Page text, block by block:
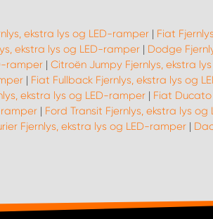
ekstra lys og LED-ramper | Fiat
ekstra lys og LED-ramper| Dodge
ramper | Citroën Jumpy Fjernlys, ekstra
| Fiat Fullback Fjernlys, ekstra lys og
ekstra lys og LED-ramper| Fiat Ducato
| Ford Transit Fjernlys, ekstra lys
Fjernlys, ekstra lys og LED-ramper |